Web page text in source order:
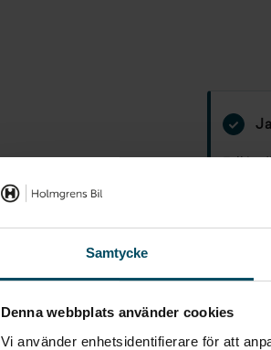
Samtycke
Denna webbplats använder cookies
Vi använder enhetsidentifierare för att